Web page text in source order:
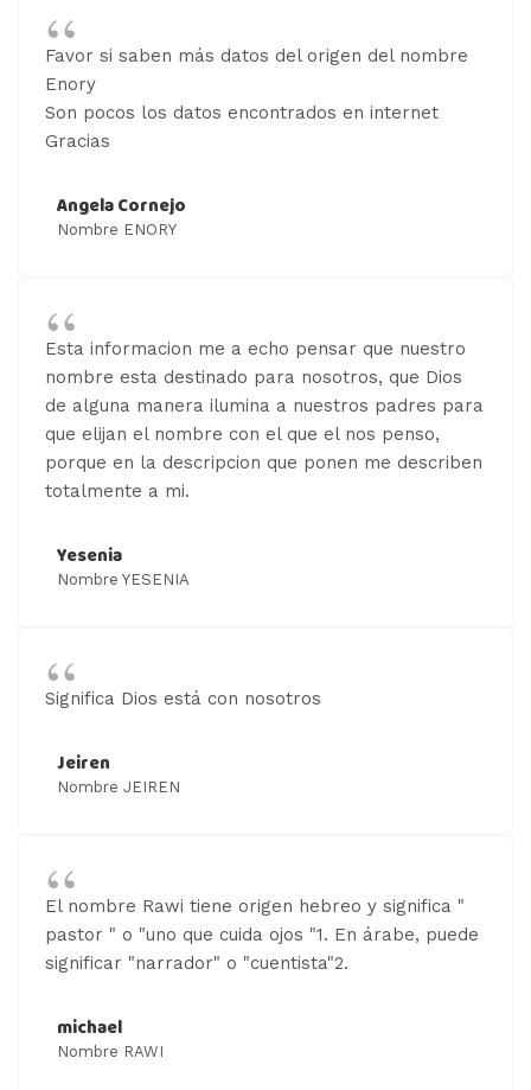
Favor si saben más datos del origen del nombre
Enory
Son pocos los datos encontrados en internet
Gracias
Angela Cornejo
Nombre ENORY
Esta informacion me a echo pensar que nuestro
nombre esta destinado para nosotros, que Dios
de alguna manera ilumina a nuestros padres para
que elijan el nombre con el que el nos penso,
porque en la descripcion que ponen me describen
totalmente a mi.
Yesenia
Nombre YESENIA
Significa Dios está con nosotros
Jeiren
Nombre JEIREN
El nombre Rawi tiene origen hebreo y significa "
pastor " o "uno que cuida ojos "1. En árabe, puede
significar "narrador" o "cuentista"2.
michael
Nombre RAWI